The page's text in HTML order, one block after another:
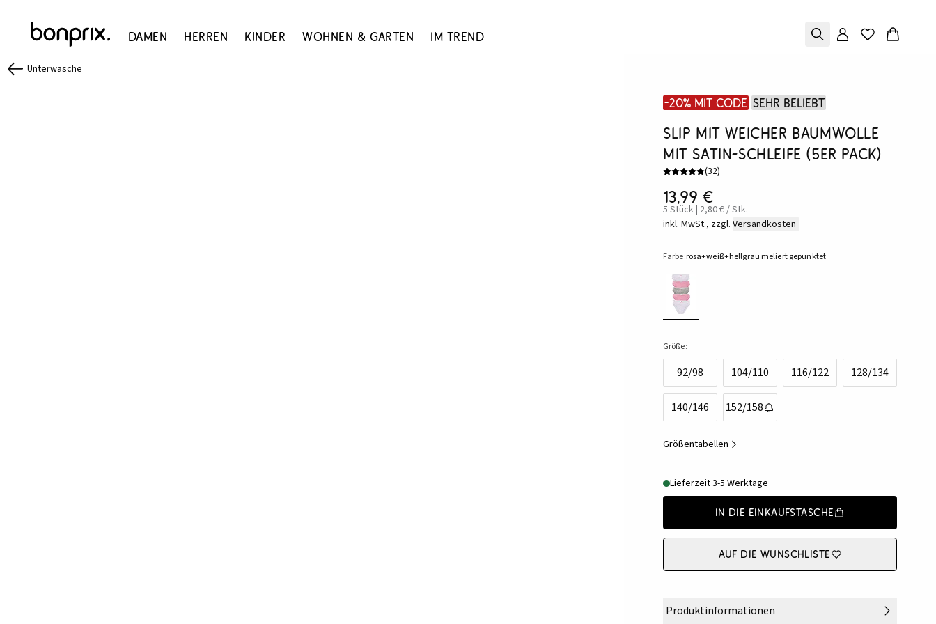
Damen Herren Kinder Wohnen & Garten Im Trend
Unterwäsche
-20% mit Code Sehr beliebt
Slip mit weicher Baumwolle
mit Satin-Schleife (5er Pack)
(32)
13,99 €
5 Stück | 2,80 € / Stk.
inkl. MwSt., zzgl. Versandkosten
Farbe:rosa+weiß+hellgrau meliert gepunktet
Größe:
92/98 104/110 116/122 128/134
140/146 152/158
Größentabellen
Lieferzeit 3-5 Werktage
In die Einkaufstasche
Auf die Wunschliste
Produktinformationen